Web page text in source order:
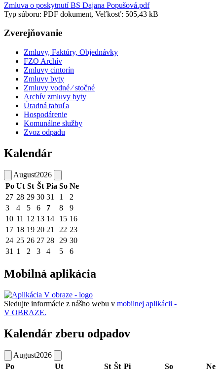
Zmluva o poskytnutí BS Dajana Popušová.pdf
Typ súboru: PDF dokument, Veľkosť: 505,43 kB
Zverejňovanie
Zmluvy, Faktúry, Objednávky
FZO Archív
Zmluvy cintorín
Zmluvy byty
Zmluvy vodné ⁄ stočné
Archív zmluvy byty
Úradná tabuľa
Hospodárenie
Komunálne služby
Zvoz odpadu
Kalendár
August2026
Po Ut St Št Pia So Ne
27 28 29 30 31 1
2
3
4 5 6 7 8
9
10 11 12 13 14 15 16
17 18 19 20 21 22 23
24 25 26 27 28 29 30
31 1 2 3 4 5 6
Mobilná aplikácia
Sledujte informácie z nášho webu v mobilnej aplikácii -
V OBRAZE.
Kalendár zberu odpadov
August2026
Po
Ut St Št Pi So
Ne